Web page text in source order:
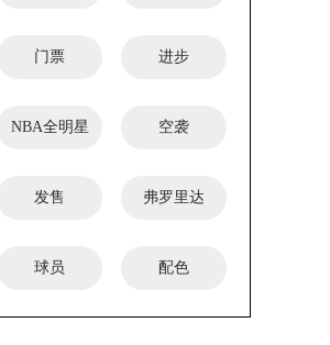
门票 进步
NBA全明星 空袭
发售 弗罗里达
球员 配色